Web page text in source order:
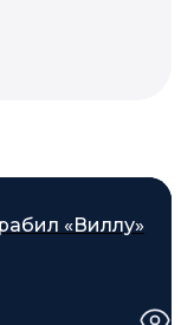
«Виллу»